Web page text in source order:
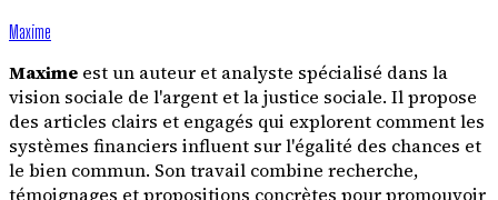
Maxime
Maxime est un auteur et analyste spécialisé dans la
vision sociale de l'argent et la justice sociale. Il propose
des articles clairs et engagés qui explorent comment les
systèmes financiers influent sur l'égalité des chances et
le bien commun. Son travail combine recherche,
témoignages et propositions concrètes pour promouvoir